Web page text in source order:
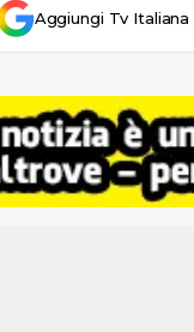
Aggiungi Tv